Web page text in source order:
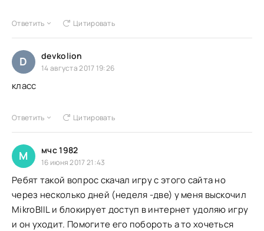
Ответить Цитировать
D devkolion
14 августа 2017 19:26
класс
Ответить Цитировать
М мчс 1982
16 июня 2017 21:43
Ребят такой вопрос скачал игру с этого сайта но
через несколько дней (неделя -две) у меня выскочил
MikroBIIL и блокирует доступ в интернет удоляю игру
и он уходит. Помогите его побороть а то хочеться